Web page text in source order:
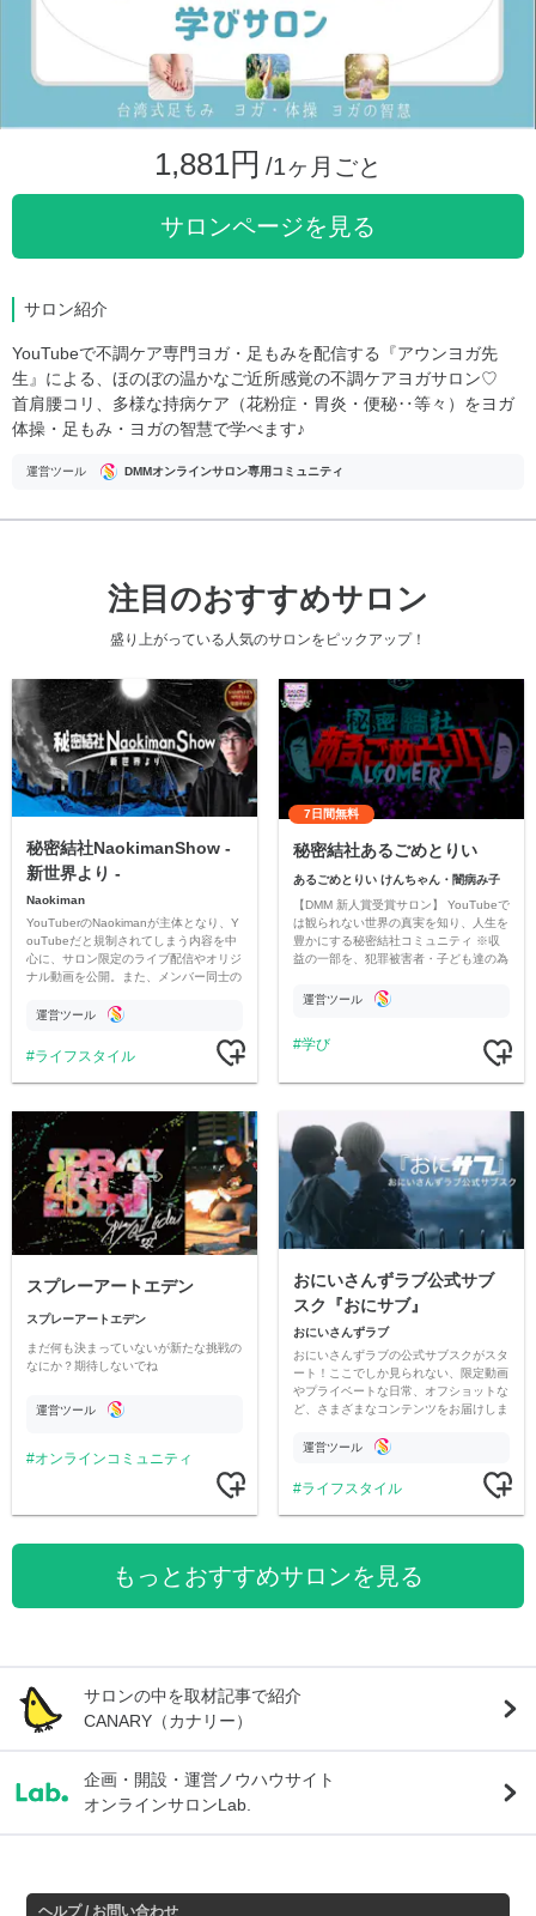
1,881円 /1ヶ月ごと
サロンページを見る
サロン紹介
YouTubeで不調ケア専門ヨガ・足もみを配信する『アウンヨガ先
生』による、ほのぼの温かなご近所感覚の不調ケアヨガサロン♡
首肩腰コリ、多様な持病ケア（花粉症・胃炎・便秘‥等々）をヨガ
体操・足もみ・ヨガの智慧で学べます♪
運営ツール DMMオンラインサロン専用コミュニティ
注目のおすすめサロン
盛り上がっている人気のサロンをピックアップ！
秘密結社NaokimanShow -
新世界より -
Naokiman
YouTuberのNaokimanが主体となり、Y
ouTubeだと規制されてしまう内容を中
心に、サロン限定のライブ配信やオリジ
ナル動画を公開。また、メンバー同士の
ただいています。
運営ツール
ライフスタイル
7日間無料
秘密結社あるごめとりい
あるごめとりい けんちゃん・闇病み子
【DMM 新人賞受賞サロン】 YouTubeで
は観られない世界の真実を知り、人生を
豊かにする秘密結社コミュニティ ※収
益の一部を、犯罪被害者・子ども達の為
す運営ツール
学び
スプレーアートエデン
スプレーアートエデン
まだ何も決まっていないが新たな挑戦の
なにか？期待しないでね
運営ツール
オンラインコミュニティ
おにいさんずラブ公式サブ
スク『おにサブ』
おにいさんずラブ
おにいさんずラブの公式サブスクがスタ
ート！ここでしか見られない、限定動画
やプライベートな日常、オフショットな
ど、さまざまなコンテンツをお届けしま
運営ツール
ライフスタイル
もっとおすすめサロンを見る
サロンの中を取材記事で紹介
CANARY（カナリー）
企画・開設・運営ノウハウサイト
オンラインサロンLab.
ヘルプ / お問い合わせ